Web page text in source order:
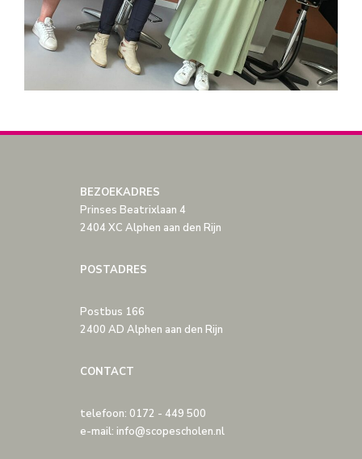
BEZOEKADRES
Prinses Beatrixlaan 4
2404 XC Alphen aan den Rijn
POSTADRES
Postbus 166
2400 AD Alphen aan den Rijn
CONTACT
telefoon: 0172 - 449 500
e-mail: info@scopescholen.nl